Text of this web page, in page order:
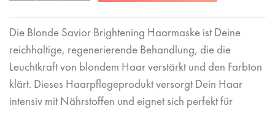
Die Blonde Savior Brightening Haarmaske ist Deine
reichhaltige, regenerierende Behandlung, die die
Leuchtkraft von blondem Haar verstärkt und den Farbton
klärt. Dieses Haarpflegeprodukt versorgt Dein Haar
intensiv mit Nährstoffen und eignet sich perfekt für